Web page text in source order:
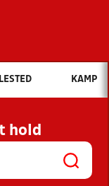
vil du søge efter?
OG NYHEDER
OG
KAMP
hold